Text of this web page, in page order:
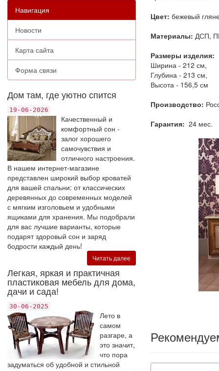
Навигация
Новости
Карта сайта
Форма связи
Дом там, где уютно спится
19-06-2026
Качественный и
комфортный сон -
залог хорошего
самочувствия и
отличного настроения.
В нашем интернет-магазине
представлен широкий выбор кроватей
для вашей спальни: от классических
деревянных до современных моделей
с мягким изголовьем и удобными
ящиками для хранения. Мы подобрали
для вас лучшие варианты, которые
подарят здоровый сон и заряд
бодрости каждый день!
Читать далее
Легкая, яркая и практичная
пластиковая мебель для дома,
дачи и сада!
30-06-2025
Лето в
самом
разгаре, а
это значит,
что пора
задуматься об удобной и стильной
Цвет: бежевый
Материалы: ДСП,
Размеры изделия:
Ширина - 212 см,
Глубина - 213 см,
Высота - 156,5 см
Производство:
Гарантия: 24 мес.